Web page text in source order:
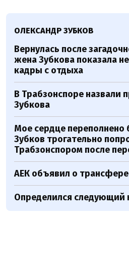
ОЛЕКСАНДР ЗУБКОВ
Вернулась после
жена Зубкова показала
кадры с отдыха
В Трабзонспоре назвали
Зубкова
Мое сердце переполнено
Зубков трогательно
Трабзонспором после
АЕК объявил о
Определился следующий